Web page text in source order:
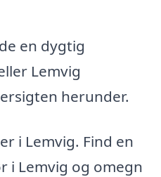
en dygtig
Lemvig
herunder.
i Lemvig. Find en
i Lemvig og omegn